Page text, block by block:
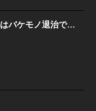
あっ、次の仕事はバケモノ退治です。